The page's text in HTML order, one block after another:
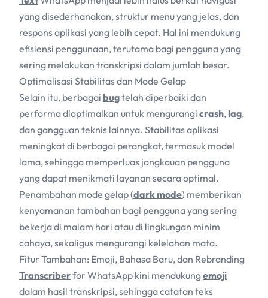
yang disederhanakan, struktur menu yang jelas, dan
respons aplikasi yang lebih cepat. Hal ini mendukung
efisiensi penggunaan, terutama bagi pengguna yang
sering melakukan transkripsi dalam jumlah besar.
Optimalisasi Stabilitas dan Mode Gelap
Selain itu, berbagai bugtelah diperbaiki dan
performa dioptimalkan untuk mengurangi crash, lag,
dan gangguan teknis lainnya. Stabilitas aplikasi
meningkat di berbagai perangkat, termasuk model
lama, sehingga memperluas jangkauan pengguna
yang dapat menikmati layanan secara optimal.
Penambahan mode gelap (dark mode) memberikan
kenyamanan tambahan bagi pengguna yang sering
bekerja di malam hari atau di lingkungan minim
cahaya, sekaligus mengurangi kelelahan mata.
Fitur Tambahan: Emoji, Bahasa Baru, dan Rebranding
Transcriberfor WhatsApp kini mendukungemoji
dalam hasil transkripsi, sehingga catatan teks